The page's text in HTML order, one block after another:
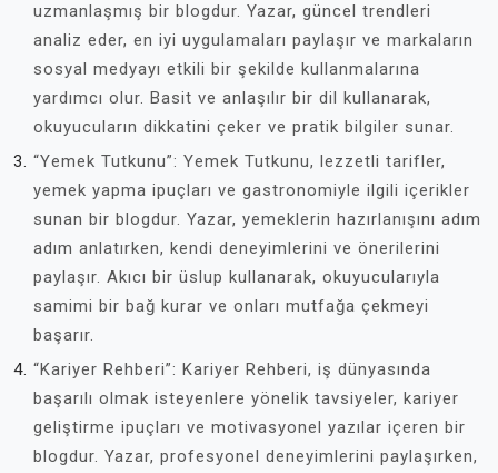
uzmanlaşmış bir blogdur. Yazar, güncel trendleri
analiz eder, en iyi uygulamaları paylaşır ve markaların
sosyal medyayı etkili bir şekilde kullanmalarına
yardımcı olur. Basit ve anlaşılır bir dil kullanarak,
okuyucuların dikkatini çeker ve pratik bilgiler sunar.
“Yemek Tutkunu”: Yemek Tutkunu, lezzetli tarifler,
yemek yapma ipuçları ve gastronomiyle ilgili içerikler
sunan bir blogdur. Yazar, yemeklerin hazırlanışını adım
adım anlatırken, kendi deneyimlerini ve önerilerini
paylaşır. Akıcı bir üslup kullanarak, okuyucularıyla
samimi bir bağ kurar ve onları mutfağa çekmeyi
başarır.
“Kariyer Rehberi”: Kariyer Rehberi, iş dünyasında
başarılı olmak isteyenlere yönelik tavsiyeler, kariyer
geliştirme ipuçları ve motivasyonel yazılar içeren bir
blogdur. Yazar, profesyonel deneyimlerini paylaşırken,